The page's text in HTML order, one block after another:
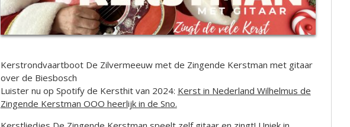
Kerstrondvaartboot De Zilvermeeuw met de Zingende Kerstman met gitaar
over de Biesbosch
Luister nu op Spotify de Kersthit van 2024: Kerst in Nederland Wilhelmus de
Zingende Kerstman OOO heerlijk in de Sno.